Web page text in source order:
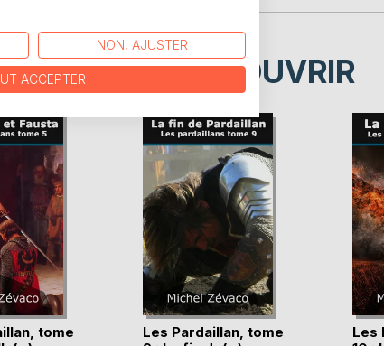
TITRES À DÉCOUVRIR
tome
Les Pardaillan, tome
Les
NON, AJUSTER
ACCEPTER